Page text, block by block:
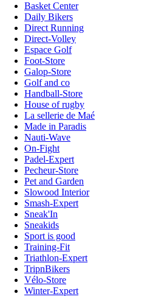
Basket Center
Daily Bikers
Direct Running
Direct-Volley
Espace Golf
Foot-Store
Galop-Store
Golf and co
Handball-Store
House of rugby
La sellerie de Maé
Made in Paradis
Nauti-Wave
On-Fight
Padel-Expert
Pecheur-Store
Pet and Garden
Slowood Interior
Smash-Expert
Sneak'In
Sneakids
Sport is good
Training-Fit
Triathlon-Expert
TripnBikers
Vélo-Store
Winter-Expert